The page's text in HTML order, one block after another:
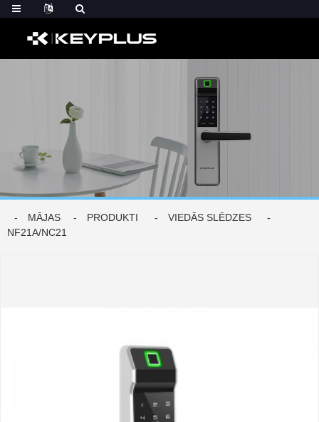
MĀJAS PRODUKTI
VIEDĀS SLĒDZES
NF21A/NC21